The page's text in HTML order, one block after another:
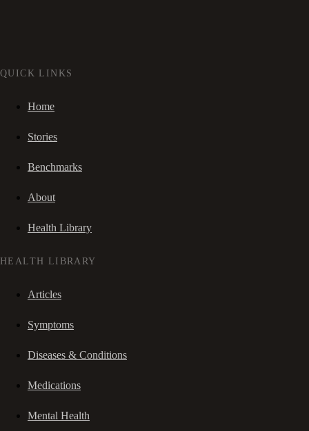
QUICK LINKS
Home
Stories
Benchmarks
About
Health Library
HEALTH LIBRARY
Articles
Symptoms
Diseases & Conditions
Medications
Mental Health